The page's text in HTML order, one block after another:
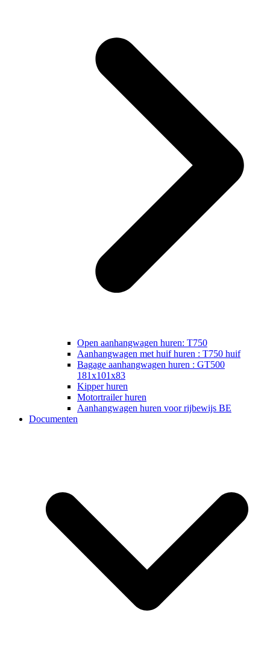
Open aanhangwagen huren: T750
Aanhangwagen met huif huren : T750 huif
Bagage aanhangwagen huren : GT500
181x101x83
Kipper huren
Motortrailer huren
Aanhangwagen huren voor rijbewijs BE
Documenten